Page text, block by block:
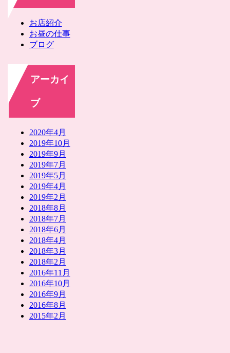
お店紹介
お昼の仕事
ブログ
アーカイ
ブ
2020年4月
2019年10月
2019年9月
2019年7月
2019年5月
2019年4月
2019年2月
2018年8月
2018年7月
2018年6月
2018年4月
2018年3月
2018年2月
2016年11月
2016年10月
2016年9月
2016年8月
2015年2月